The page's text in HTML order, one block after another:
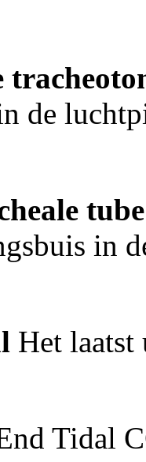
de
tube
in
Het laatst
Tidal